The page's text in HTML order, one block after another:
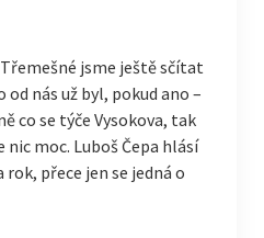
Třemešné jsme ještě sčítat
nás už byl, pokud ano –
co se týče Vysokova, tak
moc. Luboš Čepa hlásí
rok, přece jen se jedná o